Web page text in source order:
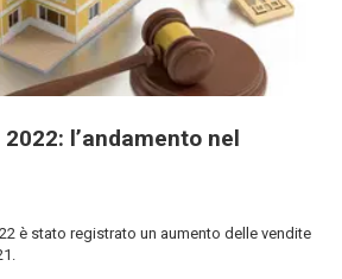
l’andamento nel
è stato registrato un aumento delle vendite